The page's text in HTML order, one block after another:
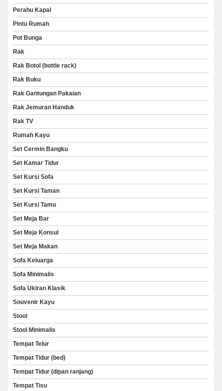
Perahu Kapal
Pintu Rumah
Pot Bunga
Rak
Rak Botol (bottle rack)
Rak Buku
Rak Gantungan Pakaian
Rak Jemuran Handuk
Rak TV
Rumah Kayu
Set Cermin Bangku
Set Kamar Tidur
Set Kursi Sofa
Set Kursi Taman
Set Kursi Tamu
Set Meja Bar
Set Meja Konsul
Set Meja Makan
Sofa Keluarga
Sofa Minimalis
Sofa Ukiran Klasik
Souvenir Kayu
Stool
Stool Minimalis
Tempat Telur
Tempat Tidur (bed)
Tempat Tidur (dipan ranjang)
Tempat Tisu